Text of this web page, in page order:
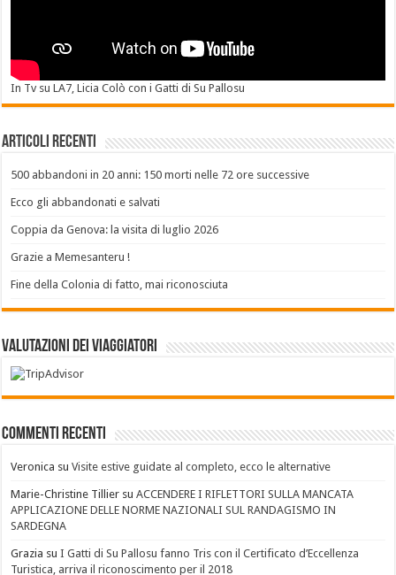
In Tv su LA7, Licia Colò con i Gatti di Su Pallosu
Articoli recenti
500 abbandoni in 20 anni: 150 morti nelle 72 ore successive
Ecco gli abbandonati e salvati
Coppia da Genova: la visita di luglio 2026
Grazie a Memesanteru !
Fine della Colonia di fatto, mai riconosciuta
Valutazioni dei Viaggiatori
Commenti recenti
Veronica suVisite estive guidate al completo, ecco le alternative
Marie-Christine Tillier suACCENDERE I RIFLETTORI SULLA MANCATA
APPLICAZIONE DELLE NORME NAZIONALI SUL RANDAGISMO IN
SARDEGNA
Grazia suI Gatti di Su Pallosu fanno Tris con il Certificato d’Eccellenza
Turistica, arriva il riconoscimento per il 2018